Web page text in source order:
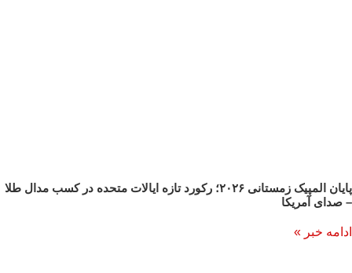
پایان المپیک زمستانی ۲۰۲۶؛ رکورد تازه ایالات متحده در کسب مدال طلا
– صدای آمریکا
ادامه خبر »